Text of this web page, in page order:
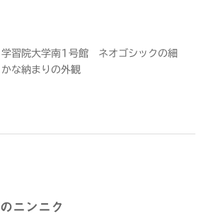
学習院大学南1号館 ネオゴシックの細
かな納まりの外観
ニンニク